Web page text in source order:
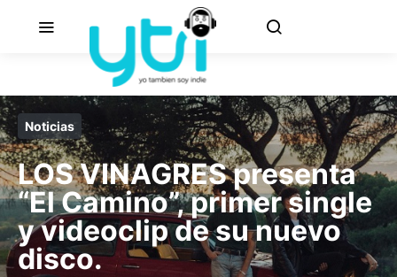
Noticias
LOS VINAGRES presenta
“El Camino”, primer single
y videoclip de su nuevo
disco.